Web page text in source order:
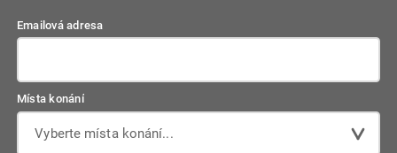
Emailová adresa
Místa konání
Vyberte místa konání...